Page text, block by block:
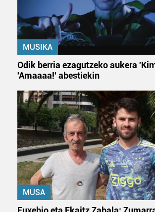
MUSIKA
Odik berria ezagutzeko aukera
'Amaaaa!' abestiekin
MUSA